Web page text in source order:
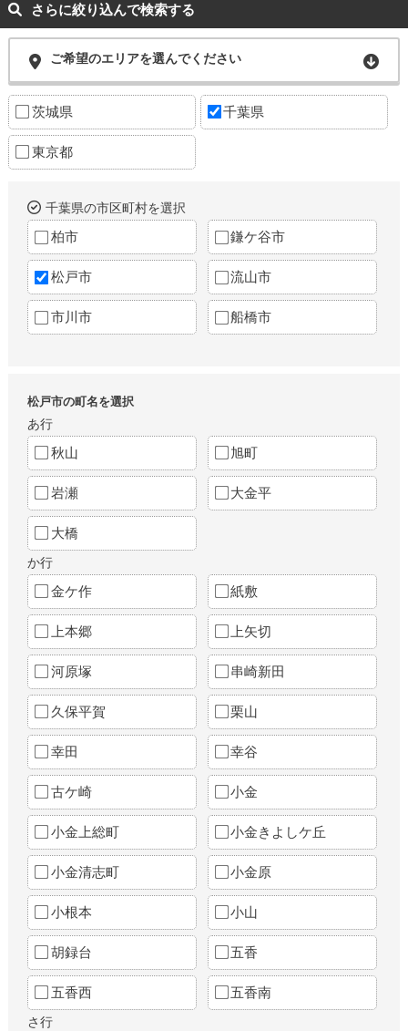
さらに絞り込んで検索する
ご希望のエリアを選んでください
茨城県 千葉県
東京都
千葉県の市区町村を選択
柏市 鎌ケ谷市
松戸市 流山市
市川市 船橋市
松戸市の町名を選択
あ行
秋山 旭町
岩瀬 大金平
大橋
か行
金ケ作 紙敷
上本郷 上矢切
河原塚 串崎新田
久保平賀 栗山
幸田 幸谷
古ケ崎 小金
小金上総町 小金きよしケ丘
小金清志町 小金原
小根本 小山
胡録台 五香
五香西 五香南
さ行